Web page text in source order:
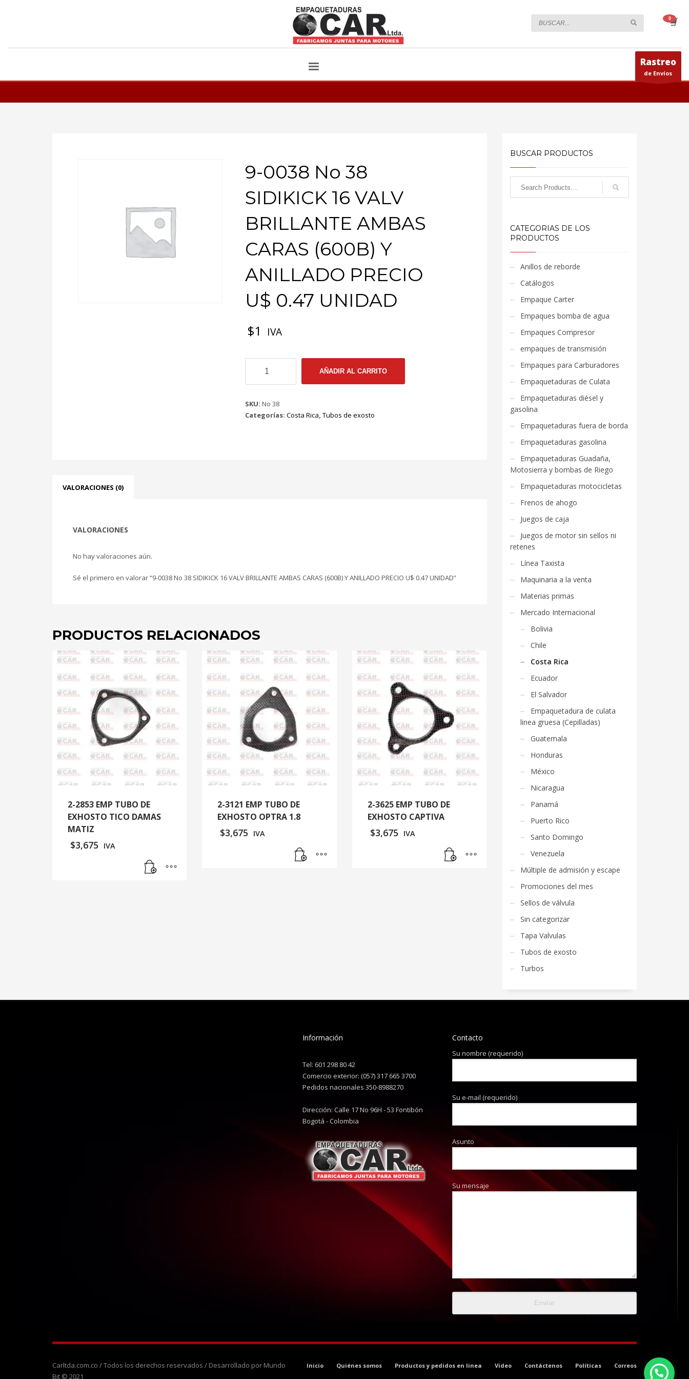
Rastreo
de Envíos
9-0038 No 38
SIDIKICK 16 VALV
BRILLANTE AMBAS
CARAS (600B) Y
ANILLADO PRECIO
U$ 0.47 UNIDAD
$1 IVA
No
SIDIKICK
16
AÑADIR AL CARRITO
SKU:No 38
Categorías:Costa Rica,Tubos de exosto
VALORACIONES (0)
VALORACIONES
No hay valoraciones aún.
Sé el primero en valorar “9-0038 No 38 SIDIKICK 16 VALV BRILLANTE AMBAS CARAS (600B) Y ANILLADO PRECIO U$ 0.47 UNIDAD”
PRODUCTOS RELACIONADOS
2-2853 EMP TUBO DE
EXHOSTO TICO DAMAS
MATIZ
$3,675 IVA
2-3121 EMP TUBO DE
EXHOSTO OPTRA 1.8
$3,675 IVA
2-3625 EMP TUBO DE
EXHOSTO CAPTIVA
$3,675 IVA
BUSCAR PRODUCTOS
CATEGORIAS DE LOS
PRODUCTOS
Anillos de reborde
Catálogos
Empaque Carter
Empaques bomba de agua
Empaques Compresor
empaques de transmisión
Empaques para Carburadores
Empaquetaduras de Culata
Empaquetaduras diésel y
gasolina
Empaquetaduras fuera de borda
Empaquetaduras gasolina
Empaquetaduras Guadaña,
Motosierra y bombas de Riego
Empaquetaduras motocicletas
Frenos de ahogo
Juegos de caja
Juegos de motor sin sellos ni
retenes
Línea Taxista
Maquinaria a la venta
Materias primas
Mercado Internacional
Bolivia
Chile
Costa Rica
Ecuador
El Salvador
Empaquetadura de culata
linea gruesa (Cepilladas)
Guatemala
Honduras
México
Nicaragua
Panamá
Puerto Rico
Santo Domingo
Venezuela
Múltiple de admisión y escape
Promociones del mes
Sellos de válvula
Sin categorizar
Tapa Valvulas
Tubos de exosto
Turbos
Información
Tel: 601 298 80 42
Comercio exterior: (057) 317 665 3700
Pedidos nacionales 350-8988270
Dirección: Calle 17 No 96H - 53 Fontibón
Bogotá - Colombia
Contacto
Su nombre (requerido)
Su e-mail (requerido)
Asunto
Su mensaje
Inicio Quiénes somos Productos y pedidos en linea Video Contáctenos Políticas Correos
Carltda.com.co / Todos los derechos reservados / Desarrollado por Mundo
Bit © 2021